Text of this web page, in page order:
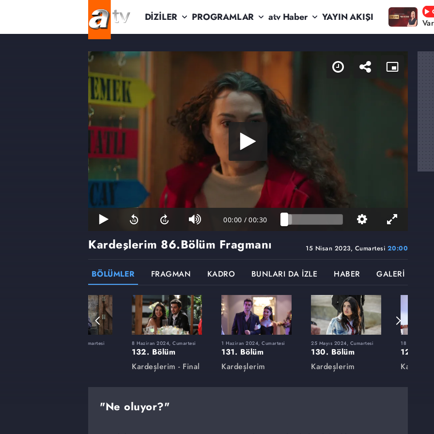
DİZİLER PROGRAMLAR atv Haber YAYIN AKIŞI
00:00 / 00:30
15 Nisan 2023, Cumartesi 20:00
Kardeşlerim 86.Bölüm Fragmanı
BÖLÜMLER FRAGMAN KADRO BUNLARI DA İZLE HABER GALERİ
24 Şubat 2024, Cumartesi 8 Haziran 2024, Cumartesi
132. Bölüm
Kardeşlerim - Final
1 Haziran 2024, Cumartesi
131. Bölüm
Kardeşlerim
25 Mayıs 2024, Cumartesi
130. Bölüm
Kardeşlerim
18 Mayıs
129.
"Ne oluyor?"